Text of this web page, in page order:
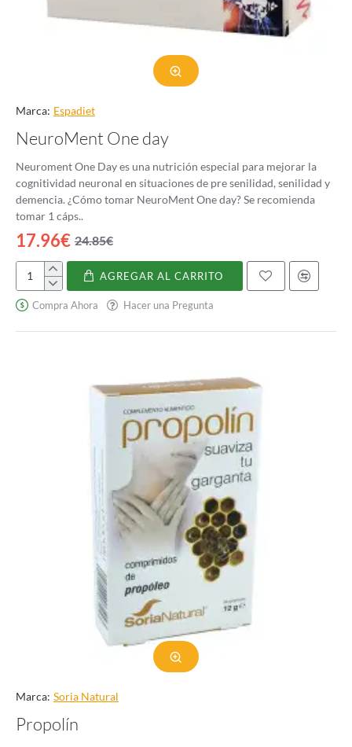
Marca: Espadiet
NeuroMent One day
Neuroment One Day es una nutrición especial para mejorar la
cognitividad neuronal en situaciones de pre senilidad, senilidad y
demencia. ¿Cómo tomar NeuroMent One day? Se recomienda
tomar 1 cáps..
17.96€ 24.85€
NeuroMent
One
day
AGREGAR AL CARRITO
Compra Ahora Hacer una Pregunta
Marca: Soria Natural
Propolín